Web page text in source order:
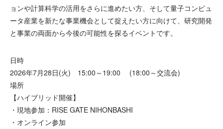
ョンや計算科学の活用をさらに進めたい方、そして量子コンピュ
ータ産業を新たな事業機会として捉えたい方に向けて、研究開発
と事業の両面から今後の可能性を探るイベントです。
日時
2026年7月28日(火) 15:00～19:00 (18:00～交流会)
場所
【ハイブリッド開催】
・現地参加：RISE GATE NIHONBASHI
・オンライン参加